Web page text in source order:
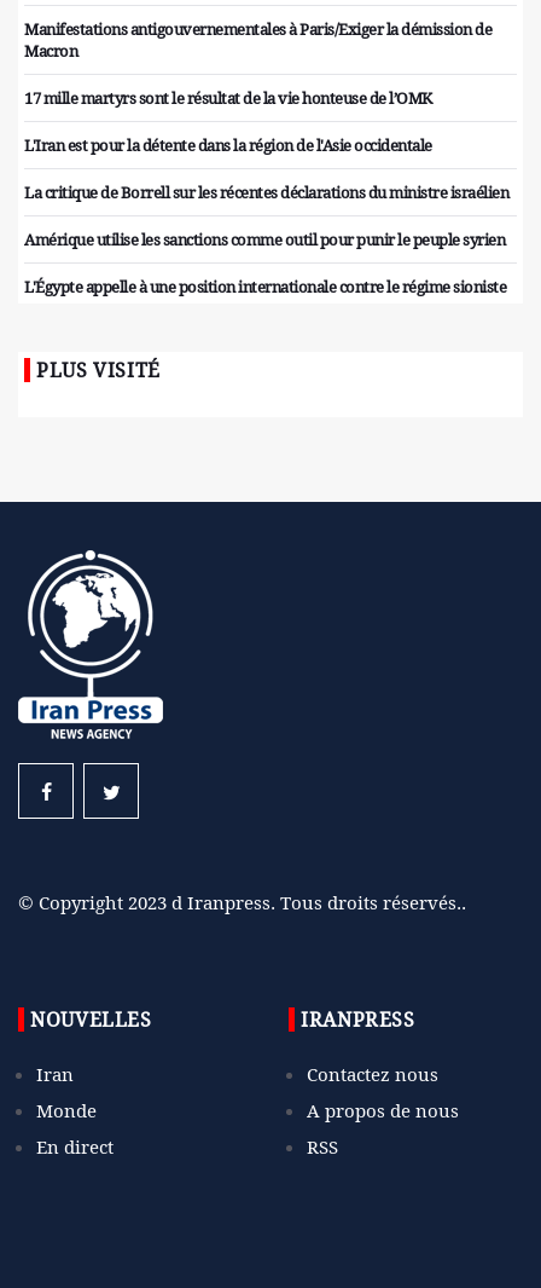
Manifestations antigouvernementales à Paris/Exiger la démission de
Macron
17 mille martyrs sont le résultat de la vie honteuse de l’OMK
L'Iran est pour la détente dans la région de l'Asie occidentale
La critique de Borrell sur les récentes déclarations du ministre israélien
Amérique utilise les sanctions comme outil pour punir le peuple syrien
L'Égypte appelle à une position internationale contre le régime sioniste
PLUS VISITÉ
© Copyright 2023 d Iranpress. Tous droits réservés..
NOUVELLES
Iran
Monde
En direct
IRANPRESS
Contactez nous
A propos de nous
RSS